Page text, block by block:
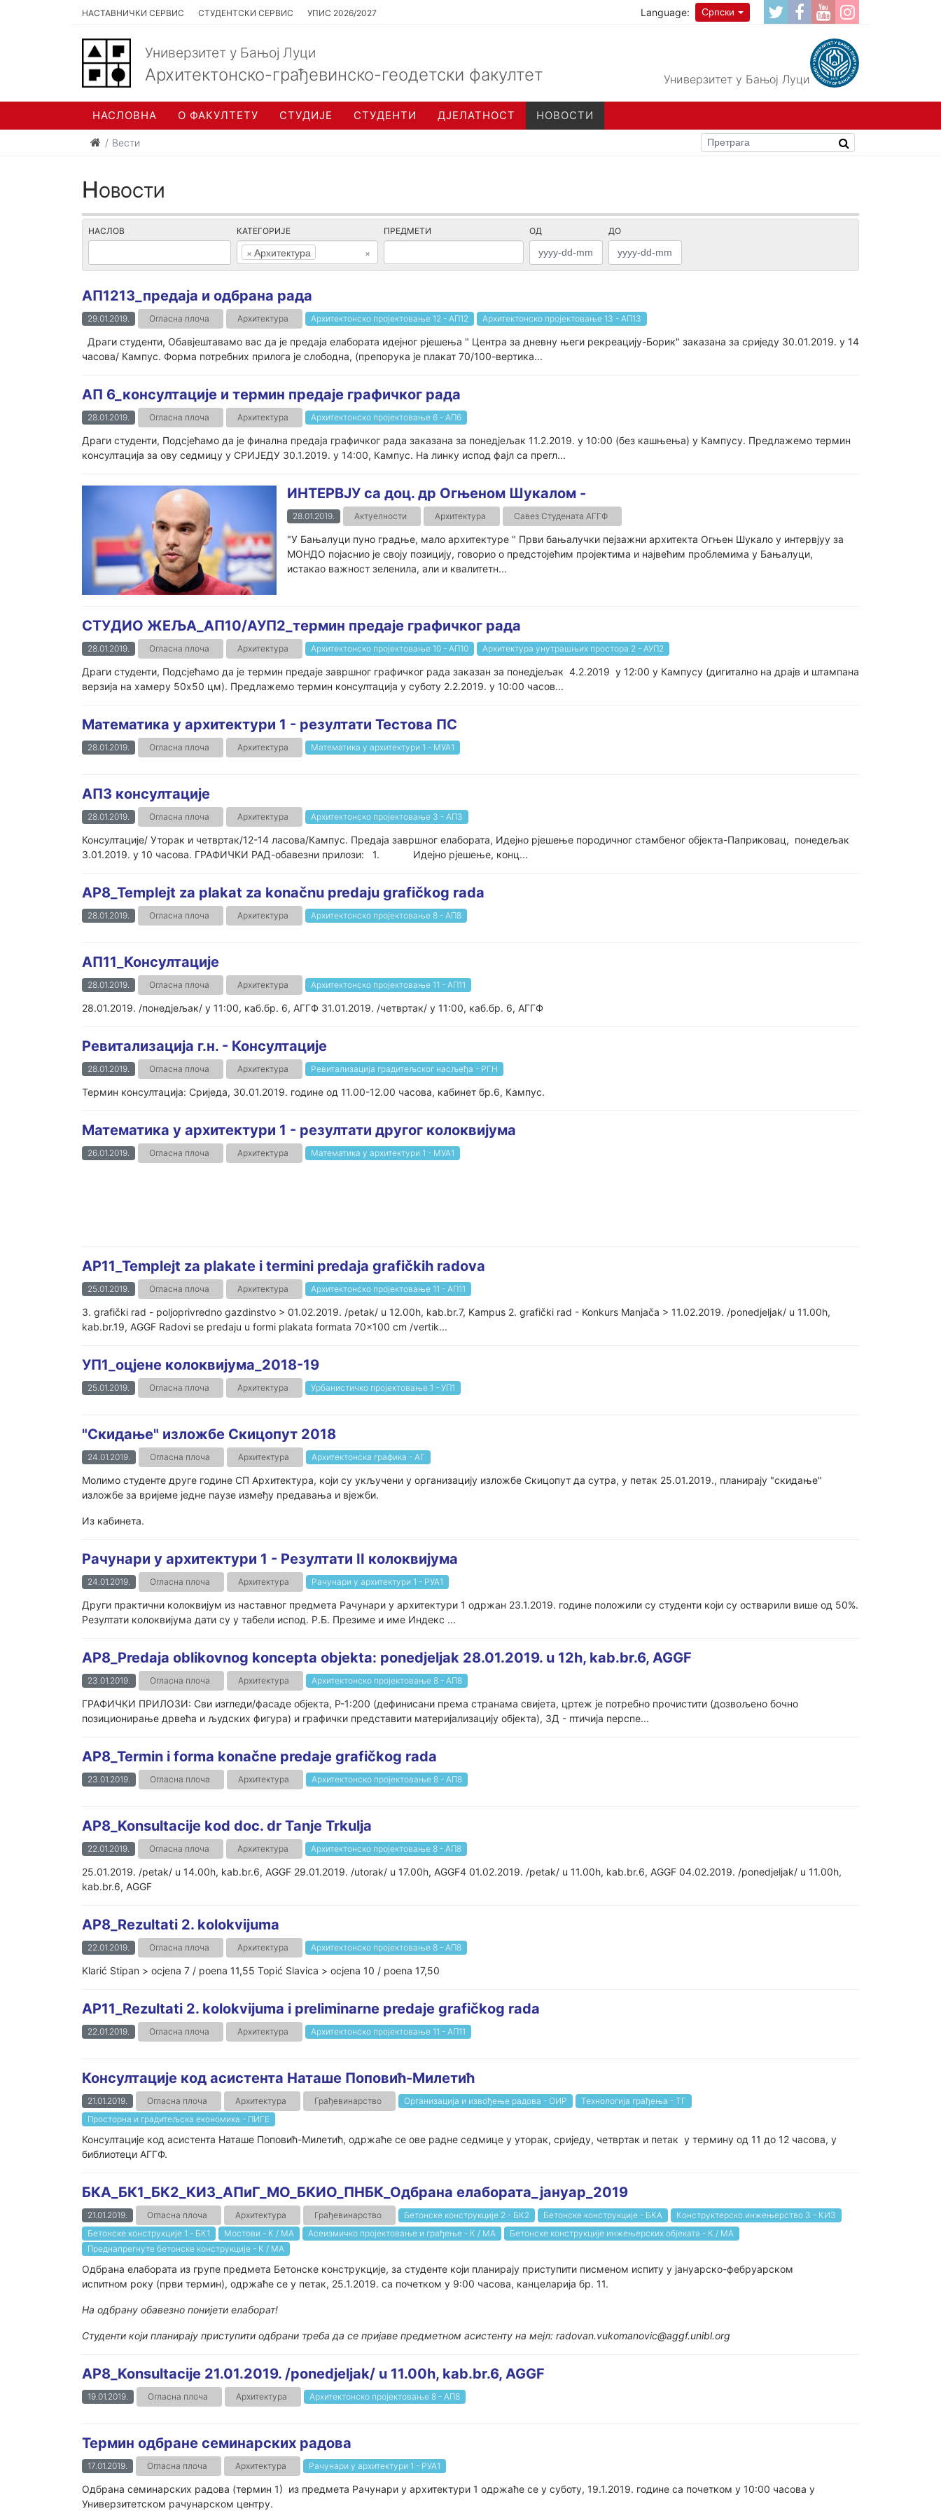
НАСТАВНИЧКИ СЕРВИС СТУДЕНТСКИ СЕРВИС УПИС 2026/2027 Language: Српски
Универзитет у Бањој Луци
Архитектонско-грађевинско-геодетски факултет Универзитет у Бањој Луци
НАСЛОВНА О ФАКУЛТЕТУ СТУДИЈЕ СТУДЕНТИ ДЈЕЛАТНОСТ НОВОСТИ
Вести
Новости
НАСЛОВ КАТЕГОРИЈЕ
×
× Архитектура
ПРЕДМЕТИ ОД ДО
АП1213_предаја и одбрана рада
29.01.2019. Огласна плоча Архитектура Архитектонско пројектовање 12 - АП12 Архитектонско пројектовање 13 - АП13
Драги студенти, Обавјештавамо вас да је предаја елабората идејног рјешења " Центра за дневну његи рекреацију-Борик" заказана за сриједу 30.01.2019. у 14
часова/ Кампус. Форма потребних прилога је слободна, (препорука је плакат 70/100-вертика...
АП 6_консултације и термин предаје графичког рада
28.01.2019. Огласна плоча Архитектура Архитектонско пројектовање 6 - АП6
Драги студенти, Подсјећамо да је финална предаја графичког рада заказана за понедјељак 11.2.2019. у 10:00 (без кашњења) у Кампусу. Предлажемо термин
консултација за ову седмицу у СРИЈЕДУ 30.1.2019. у 14:00, Кампус. На линку испод фајл са прегл...
ИНТЕРВЈУ са доц. др Огњеном Шукалом -
28.01.2019. Актуелности Архитектура Савез Студената АГГФ
"У Бањалуци пуно градње, мало архитектуре " Први бањалучки пејзажни архитекта Огњен Шукало у интервјуу за
МОНДО појаснио је своју позицију, говорио о предстојећим пројектима и највећим проблемима у Бањалуци,
истакао важност зеленила, али и квалитетн...
СТУДИО ЖЕЉА_АП10/АУП2_термин предаје графичког рада
28.01.2019. Огласна плоча Архитектура Архитектонско пројектовање 10 - АП10 Архитектура унутрашњих простора 2 - АУП2
Драги студенти, Подсјећамо да је термин предаје завршног графичког рада заказан за понедјељак 4.2.2019 у 12:00 у Кампусу (дигитално на драјв и штампана
верзија на хамеру 50x50 цм). Предлажемо термин консултација у суботу 2.2.2019. у 10:00 часов...
Математика у архитектури 1 - резултати Тестова ПС
28.01.2019. Огласна плоча Архитектура Математика у архитектури 1 - МУА1
АП3 консултације
28.01.2019. Огласна плоча Архитектура Архитектонско пројектовање 3 - АП3
Консултације/ Уторак и четвртак/12-14 ласова/Кампус. Предаја завршног елабората, Идејно рјешење породичног стамбеног објекта-Паприковац, понедељак
3.01.2019. у 10 часова. ГРАФИЧКИ РАД-обавезни прилози: 1. Идејно рјешење, конц...
AP8_Templejt za plakat za konačnu predaju grafičkog rada
28.01.2019. Огласна плоча Архитектура Архитектонско пројектовање 8 - АП8
АП11_Консултације
28.01.2019. Огласна плоча Архитектура Архитектонско пројектовање 11 - АП11
28.01.2019. /понедјељак/ у 11:00, каб.бр. 6, АГГФ 31.01.2019. /четвртак/ у 11:00, каб.бр. 6, АГГФ
Ревитализација г.н. - Консултације
28.01.2019. Огласна плоча Архитектура Ревитализација градитељског насљеђа - РГН
Термин консултација: Сриједа, 30.01.2019. године од 11.00-12.00 часова, кабинет бр.6, Кампус.
Математика у архитектури 1 - резултати другог колоквијума
26.01.2019. Огласна плоча Архитектура Математика у архитектури 1 - МУА1
AP11_Templejt za plakate i termini predaja grafičkih radova
25.01.2019. Огласна плоча Архитектура Архитектонско пројектовање 11 - АП11
3. grafički rad - poljoprivredno gazdinstvo > 01.02.2019. /petak/ u 12.00h, kab.br.7, Kampus 2. grafički rad - Konkurs Manjača > 11.02.2019. /ponedjeljak/ u 11.00h,
kab.br.19, AGGF Radovi se predaju u formi plakata formata 70x100 cm /vertik...
УП1_оцјене колоквијума_2018-19
25.01.2019. Огласна плоча Архитектура Урбанистичко пројектовање 1 - УП1
"Скидање" изложбе Скицопут 2018
24.01.2019. Огласна плоча Архитектура Архитектонска графика - АГ
Молимо студенте друге године СП Архитектура, који су укључени у организацију изложбе Скицопут да сутра, у петак 25.01.2019., планирају "скидање"
изложбе за вријеме једне паузе између предавања и вјежби.
Из кабинета.
Рачунари у архитектури 1 - Резултати II колоквијума
24.01.2019. Огласна плоча Архитектура Рачунари у архитектури 1 - РУА1
Други практични колоквијум из наставног предмета Рачунари у архитектури 1 одржан 23.1.2019. године положили су студенти који су остварили више од 50%.
Резултати колоквијума дати су у табели испод. Р.Б. Презиме и име Индекс ...
AP8_Predaja oblikovnog koncepta objekta: ponedjeljak 28.01.2019. u 12h, kab.br.6, AGGF
23.01.2019. Огласна плоча Архитектура Архитектонско пројектовање 8 - АП8
ГРАФИЧКИ ПРИЛОЗИ: Сви изгледи/фасаде објекта, Р-1:200 (дефинисани према странама свијета, цртеж је потребно прочистити (дозвољено бочно
позиционирање дрвећа и људских фигура) и графички представити материјализацију објекта), 3Д - птичија перспе...
AP8_Termin i forma konačne predaje grafičkog rada
23.01.2019. Огласна плоча Архитектура Архитектонско пројектовање 8 - АП8
AP8_Konsultacije kod doc. dr Tanje Trkulja
22.01.2019. Огласна плоча Архитектура Архитектонско пројектовање 8 - АП8
25.01.2019. /petak/ u 14.00h, kab.br.6, AGGF 29.01.2019. /utorak/ u 17.00h, AGGF4 01.02.2019. /petak/ u 11.00h, kab.br.6, AGGF 04.02.2019. /ponedjeljak/ u 11.00h,
kab.br.6, AGGF
AP8_Rezultati 2. kolokvijuma
22.01.2019. Огласна плоча Архитектура Архитектонско пројектовање 8 - АП8
Klarić Stipan > ocjena 7 / poena 11,55 Topić Slavica > ocjena 10 / poena 17,50
AP11_Rezultati 2. kolokvijuma i preliminarne predaje grafičkog rada
22.01.2019. Огласна плоча Архитектура Архитектонско пројектовање 11 - АП11
Консултације код асистента Наташе Поповић-Милетић
21.01.2019. Огласна плоча Архитектура Грађевинарство Организација и извођење радова - ОИР
Технологија грађења - ТГ
Просторна и градитељска економика - ПИГЕ
Консултације код асистента Наташе Поповић-Милетић, одржаће се ове радне седмице у уторак, сриједу, четвртак и петак у термину од 11 до 12 часова, у
библиотеци АГГФ.
БКА_БК1_БК2_КИ3_AПиГ_МО_БКИО_ПНБК_Одбрана елабората_јануар_2019
21.01.2019. Огласна плоча Архитектура Грађевинарство Бетонске конструкције 2 - БК2 Бетонске конструкције - БКА
Конструктерско инжењерство 3 - КИ3
Бетонске конструкције 1 - БК1
Мостови - К / МА Асеизмичко пројектовање и грађење - К / МА
Бетонске конструкције инжењерских објеката - К / МА
Преднапрегнуте бетонске конструкције - К / МА
Одбрана елабората из групе предмета Бетонске конструкције, за студенте који планирају приступити писменом испиту у јануарско-фебруарском
испитном року (први термин), одржаће се у петак, 25.1.2019. са почетком у 9:00 часова, канцеларија бр. 11.
На одбрану обавезно понијети елаборат!
Студенти који планирају приступити одбрани треба да се пријаве предметном асистенту на мејл: radovan.vukomanovic@aggf.unibl.org
AP8_Konsultacije 21.01.2019. /ponedjeljak/ u 11.00h, kab.br.6, AGGF
19.01.2019. Огласна плоча Архитектура Архитектонско пројектовање 8 - АП8
Термин одбране семинарских радова
17.01.2019. Огласна плоча Архитектура Рачунари у архитектури 1 - РУА1
Одбрана семинарских радова (термин 1) из предмета Рачунари у архитектури 1 одржаће се у суботу, 19.1.2019. године са почетком у 10:00 часова у
Универзитетском рачунарском центру.